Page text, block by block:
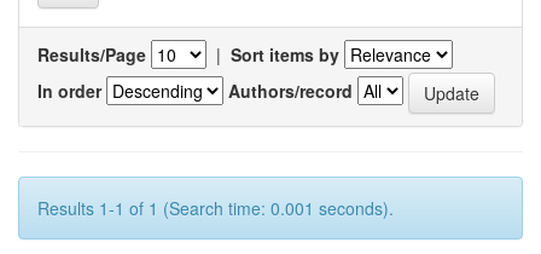
Results/Page | Sort items by
In order
Authors/record
Results 1-1 of 1 (Search time: 0.001 seconds).